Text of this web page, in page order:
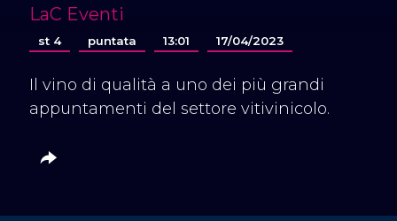
LaC Eventi
st 4 puntata 13:01 17/04/2023
Il vino di qualità a uno dei più grandi
appuntamenti del settore vitivinicolo.